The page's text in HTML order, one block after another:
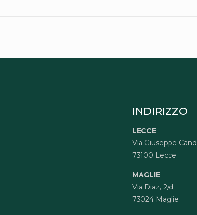
INDIRIZZO
LECCE
Via Giuseppe
73100 Lecce
MAGLIE
Via Diaz, 2/d
73024 Maglie